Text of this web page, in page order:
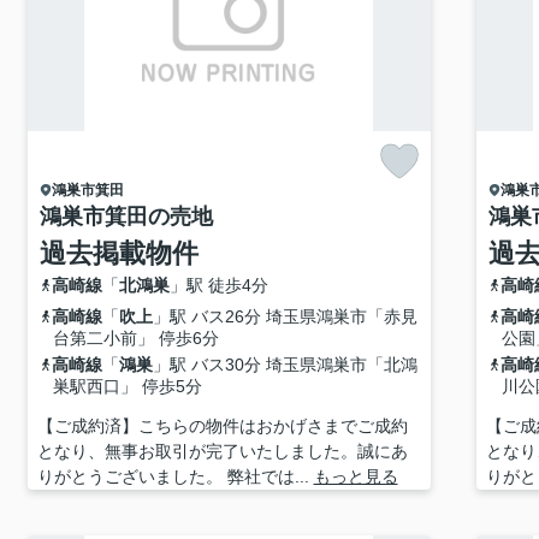
鴻巣市箕田
鴻巣市箕田の売地
過去掲載物件
高崎線「北鴻巣」駅 徒歩4分
高崎線「吹上 」駅 バス26分 埼玉県鴻巣市「赤見
台第二小前」 停歩6分
高崎線「鴻巣」駅 バス30分 埼玉県鴻巣市「北鴻
巣駅西口」 停歩5分
【ご成約済】こちらの物件はおかげさまでご成約
となり、無事お取引が完了いたしました。誠にあ
りがとうございました。 弊社では...
もっと見る
鴻巣
鴻巣
過
高崎
高崎
公園
高崎
川
【ご
とな
りが